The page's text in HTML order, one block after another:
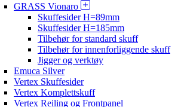
GRASS Vionaro
Skuffesider H=89mm
Skuffesider H=185mm
Tilbehør for standard skuff
Tilbehør for innenforliggende skuff
Jigger og verktøy
Emuca Silver
Vertex Skuffesider
Vertex Komplettskuff
Vertex Reiling og Frontpanel